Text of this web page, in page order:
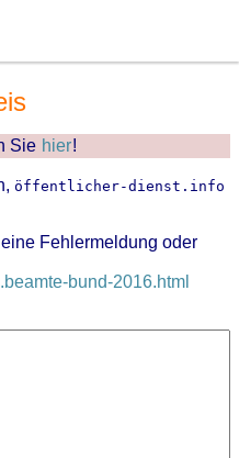
Sie hier!
öffentlicher-dienst.info
Fehlermeldung oder
bund-2016.html